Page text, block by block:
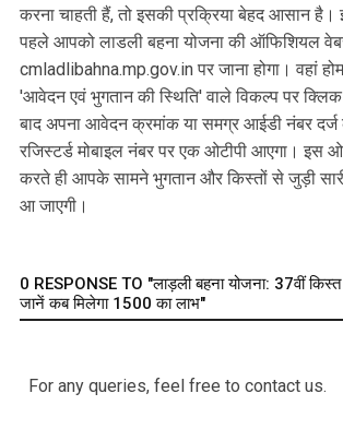
करना चाहती हैं, तो इसकी प्रक्रिया बेहद आसान
पहले आपको लाडली बहना योजना की ऑफिशियल
cmladlibahna.mp.gov.in पर जाना होगा। वहां
'आवेदन एवं भुगतान की स्थिति' वाले विकल्प पर
बाद अपना आवेदन क्रमांक या समग्र आईडी नंबर
रजिस्टर्ड मोबाइल नंबर पर एक ओटीपी आएगा। इस
करते ही आपके सामने भुगतान और किस्तों से जुड़ी
आ जाएगी।
0 RESPONSE TO "लाड़ली बहना योजना: 37वीं
जानें कब मिलेगा ₹1500 का लाभ"
For any queries, feel free to contact us.